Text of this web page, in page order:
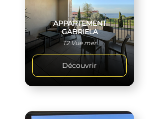
APPARTEMENT
GABRIELA
T2 Vue mer
Découvrir